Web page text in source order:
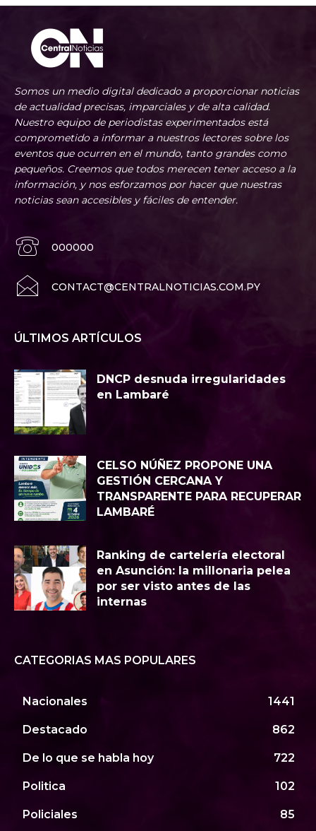
Somos un medio digital dedicado a proporcionar noticias
de actualidad precisas, imparciales y de alta calidad.
Nuestro equipo de periodistas experimentados está
comprometido a informar a nuestros lectores sobre los
eventos que ocurren en el mundo, tanto grandes como
pequeños. Creemos que todos merecen tener acceso a la
información, y nos esforzamos por hacer que nuestras
noticias sean accesibles y fáciles de entender.
000000
CONTACT@CENTRALNOTICIAS.COM.PY
ÚLTIMOS ARTÍCULOS
DNCP desnuda irregularidades
en Lambaré
CELSO NÚÑEZ PROPONE UNA
GESTIÓN CERCANA Y
TRANSPARENTE PARA RECUPERAR
LAMBARÉ
Ranking de cartelería electoral
en Asunción: la millonaria pelea
por ser visto antes de las
internas
CATEGORIAS MAS POPULARES
Nacionales 1441
Destacado 862
De lo que se habla hoy 722
Politica 102
Policiales 85